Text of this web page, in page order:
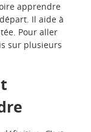
apprendre
Il aide à
Pour aller
sur plusieurs